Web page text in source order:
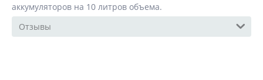
аккумуляторов на 10 литров объема.
Отзывы